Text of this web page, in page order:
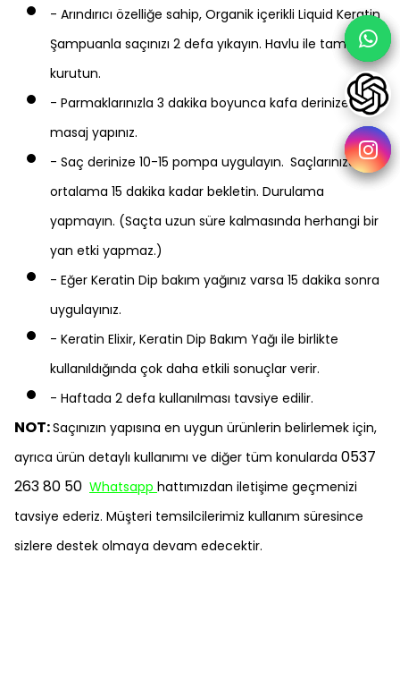
- Arındırıcı özelliğe sahip, Organik içerikli Liquid Keratin
Şampuanla saçınızı 2 defa yıkayın. Havlu ile tamamen
kurutun.
- Parmaklarınızla 3 dakika boyunca kafa derinize sert
masaj yapınız.
- Saç derinize 10-15 pompa uygulayın. Saçlarınızda
ortalama 15 dakika kadar bekletin. Durulama
yapmayın. (Saçta uzun süre kalmasında herhangi bir
yan etki yapmaz.)
- Eğer Keratin Dip bakım yağınız varsa 15 dakika sonra
uygulayınız.
- Keratin Elixir, Keratin Dip Bakım Yağı ile birlikte
kullanıldığında çok daha etkili sonuçlar verir.
- Haftada 2 defa kullanılması tavsiye edilir.
NOT:Saçınızın yapısına en uygun ürünlerin belirlemek için,
ayrıca ürün detaylı kullanımı ve diğer tüm konularda 0537
263 80 50 Whatsapp hattımızdan iletişime geçmenizi
tavsiye ederiz. Müşteri temsilcilerimiz kullanım süresince
sizlere destek olmaya devam edecektir.